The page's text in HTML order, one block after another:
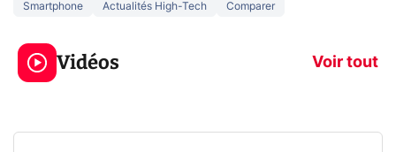
Smartphone Actualités High-Tech Comparer
Vidéos Voir tout
3 écrans en 1 pour
319€ ? Voici L'AOC
CQ32G4ZA !
prochaine